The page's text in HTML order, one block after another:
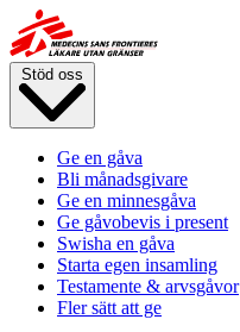
Hoppa
till
huvudinnehåll
Stöd oss
Ge en gåva
Bli månadsgivare
Ge en minnesgåva
Ge gåvobevis i present
Swisha en gåva
Starta egen insamling
Testamente & arvsgåvor
Fler sätt att ge